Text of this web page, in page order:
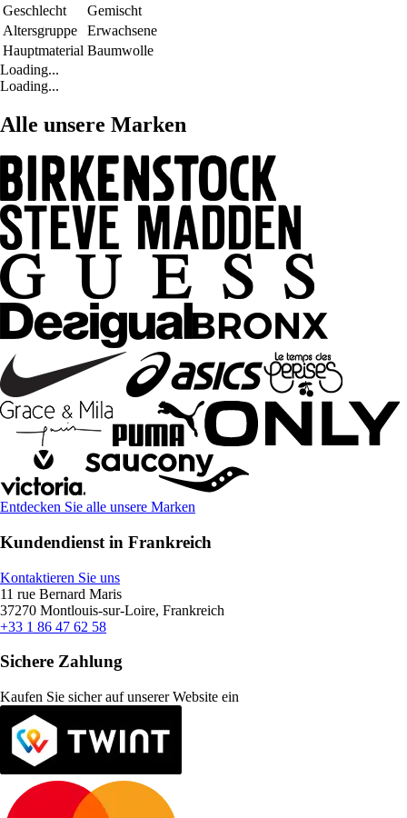
Geschlecht
Gemischt
Altersgruppe
Erwachsene
Hauptmaterial Baumwolle
Loading...
Loading...
Alle unsere Marken
Entdecken Sie alle unsere Marken
Kundendienst in Frankreich
Kontaktieren Sie uns
11 rue Bernard Maris
37270 Montlouis-sur-Loire, Frankreich
+33 1 86 47 62 58
Sichere Zahlung
Kaufen Sie sicher auf unserer Website ein